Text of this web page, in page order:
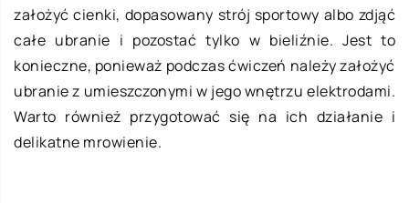
założyć cienki, dopasowany strój sportowy albo zdjąć
całe ubranie i pozostać tylko w bieliźnie. Jest to
konieczne, ponieważ podczas ćwiczeń należy założyć
ubranie z umieszczonymi w jego wnętrzu elektrodami.
Warto również przygotować się na ich działanie i
delikatne mrowienie.